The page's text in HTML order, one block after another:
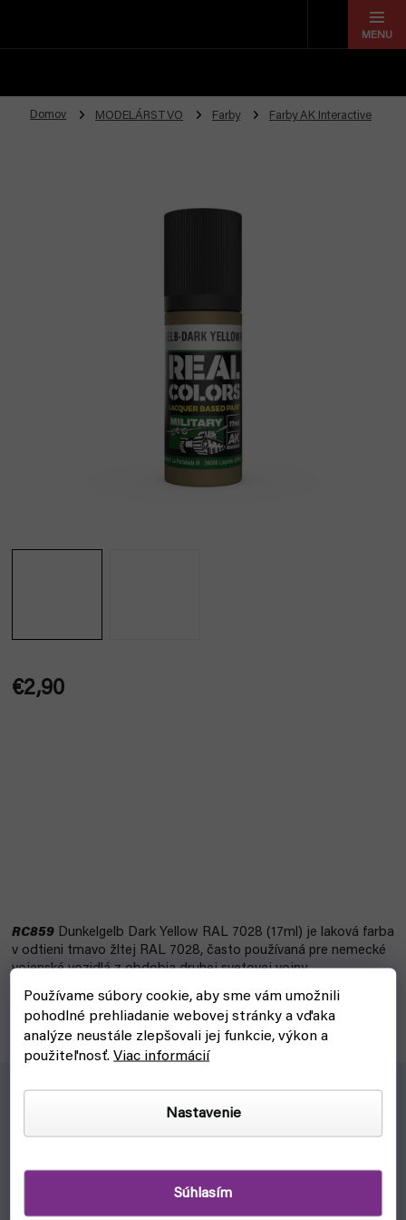
Používame súbory cookie, aby sme vám umožnili
pohodlné prehliadanie webovej stránky a vďaka
analýze neustále zlepšovali jej funkcie, výkon a
použiteľnosť.Viac informácií
Nastavenie
Súhlasím
Domov MODELÁRSTVO Farby Farby AK Interactive
€2,90
RC859 Dunkelgelb Dark Yellow RAL 7028 (17ml) je laková farba
v odtieni tmavo žltej RAL 7028, často používaná pre nemecké
vojenské vozidlá z obdobia druhej svetovej vojny.
Dunkelgelb Dark Yellow RAL 7028 (17ml) je laková
farba v odtieni tmavo žltej RAL 7028, často používaná pre
vojny.